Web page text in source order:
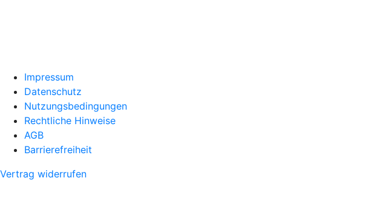
Impressum
Datenschutz
Nutzungsbedingungen
Rechtliche Hinweise
AGB
Barrierefreiheit
Vertrag widerrufen